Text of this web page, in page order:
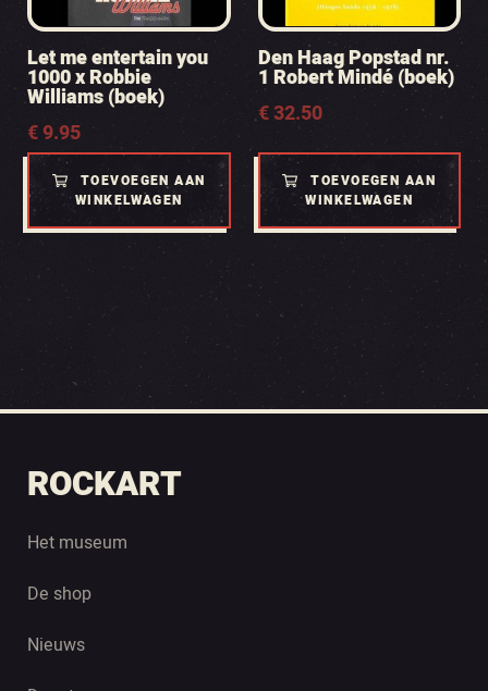
Let me entertain you
1000 x Robbie
Williams (boek)
€9.95
TOEVOEGEN AAN
WINKELWAGEN
Den Haag Popstad nr.
1 Robert Mindé (boek)
€32.50
TOEVOEGEN AAN
WINKELWAGEN
ROCKART
Het museum
De shop
Nieuws